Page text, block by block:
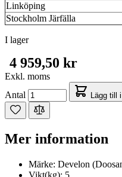
Linköping
Stockholm Järfälla
I lager
4 959,50 kr
Exkl. moms
Antal
Lägg till
Mer information
Märke: Develon